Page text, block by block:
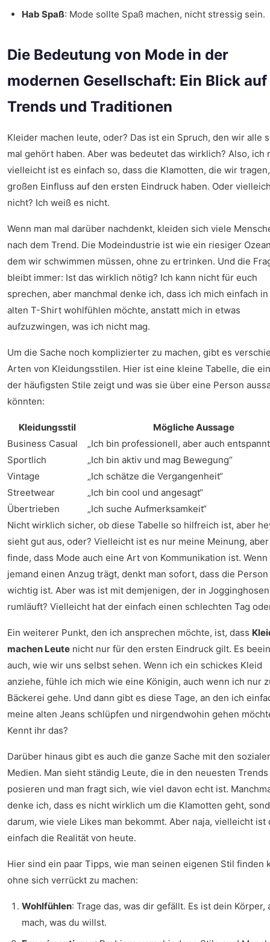
Hab Spaß: Mode sollte Spaß machen, nicht stressig sein.
Die Bedeutung von Mode in der
modernen Gesellschaft: Ein Blick auf
Trends und Traditionen
Kleider machen leute, oder? Das ist ein Spruch, den wir alle
mal gehört haben. Aber was bedeutet das wirklich? Also, ich
vielleicht ist es einfach so, dass die Klamotten, die wir
großen Einfluss auf den ersten Eindruck haben. Oder
nicht? Ich weiß es nicht.
Wenn man mal darüber nachdenkt, kleiden sich viele
nach dem Trend. Die Modeindustrie ist wie ein riesiger
dem wir schwimmen müssen, ohne zu ertrinken. Und die
bleibt immer: Ist das wirklich nötig? Ich kann nicht für euch
sprechen, aber manchmal denke ich, dass ich mich einfach
alten T-Shirt wohlfühlen möchte, anstatt mich in etwas
aufzuzwingen, was ich nicht mag.
Um die Sache noch komplizierter zu machen, gibt es
Arten von Kleidungsstilen. Hier ist eine kleine Tabelle, die
der häufigsten Stile zeigt und was sie über eine Person
könnten:
Kleidungsstil
Mögliche Aussage
Business Casual
„Ich bin professionell, aber auch
Sportlich
„Ich bin aktiv und mag Bewegung“
Vintage
„Ich schätze die Vergangenheit“
Streetwear
„Ich bin cool und angesagt“
Übertrieben
„Ich suche Aufmerksamkeit“
Nicht wirklich sicher, ob diese Tabelle so hilfreich ist, aber
sieht gut aus, oder? Vielleicht ist es nur meine Meinung,
finde, dass Mode auch eine Art von Kommunikation ist. Wenn
jemand einen Anzug trägt, denkt man sofort, dass die Person
wichtig ist. Aber was ist mit demjenigen, der in Jogginghosen
rumläuft? Vielleicht hat der einfach einen schlechten Tag
Ein weiterer Punkt, den ich ansprechen möchte, ist, dass
machen Leute nicht nur für den ersten Eindruck gilt. Es
auch, wie wir uns selbst sehen. Wenn ich ein schickes Kleid
anziehe, fühle ich mich wie eine Königin, auch wenn ich nur
Bäckerei gehe. Und dann gibt es diese Tage, an den ich
meine alten Jeans schlüpfen und nirgendwohin gehen
Kennt ihr das?
Darüber hinaus gibt es auch die ganze Sache mit den
Medien. Man sieht ständig Leute, die in den neuesten Trends
posieren und man fragt sich, wie viel davon echt ist.
denke ich, dass es nicht wirklich um die Klamotten geht,
darum, wie viele Likes man bekommt. Aber naja, vielleicht ist
einfach die Realität von heute.
Hier sind ein paar Tipps, wie man seinen eigenen Stil finden
ohne sich verrückt zu machen:
Wohlfühlen: Trage das, was dir gefällt. Es ist dein Körper,
mach, was du willst.